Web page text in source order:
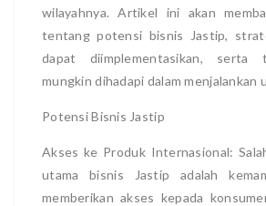
wilayahnya. Artikel ini akan
tentang potensi bisnis Jastip,
dapat diimplementasikan, serta
mungkin dihadapi dalam menjalankan
Potensi Bisnis Jastip
Akses ke Produk Internasional:
utama bisnis Jastip adalah
memberikan akses kepada